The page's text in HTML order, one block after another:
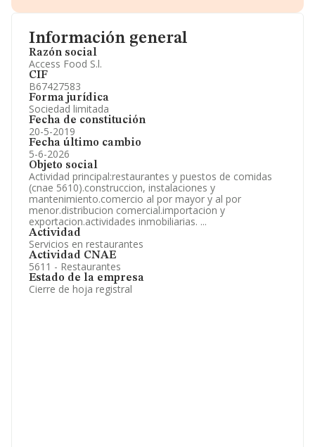
Información general
Razón social
Access Food S.l.
CIF
B67427583
Forma jurídica
Sociedad limitada
Fecha de constitución
20-5-2019
Fecha último cambio
5-6-2026
Objeto social
Actividad principal:restaurantes y puestos de comidas
(cnae 5610).construccion, instalaciones y
mantenimiento.comercio al por mayor y al por
menor.distribucion comercial.importacion y
exportacion.actividades inmobiliarias. ...
Actividad
Servicios en restaurantes
Actividad CNAE
5611 - Restaurantes
Estado de la empresa
Cierre de hoja registral
Información oficial y registral complementaria.